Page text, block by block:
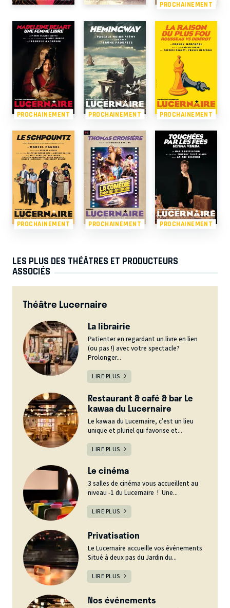
PROCHAINEMENT
PROCHAINEMENT PROCHAINEMENT PROCHAINEMENT
PROCHAINEMENT PROCHAINEMENT PROCHAINEMENT
LES PLUS DES THÉÂTRES ET PRODUCTEURS
ASSOCIÉS
Théâtre Lucernaire
La librairie
Patienter en regardant un livre en lien
(ou pas !) avec votre spectacle?
Prolonger...
LIRE PLUS
Restaurant & café & bar Le
kawaa du Lucernaire
Le kawaa du Lucernaire, c’est un lieu
unique et pluriel qui favorise et...
LIRE PLUS
Le cinéma
3 salles de cinéma vous accueillent au
niveau -1 du Lucernaire ! Une...
LIRE PLUS
Privatisation
Le Lucernaire accueille vos événements
Situé à deux pas du Jardin du...
LIRE PLUS
Nos événements